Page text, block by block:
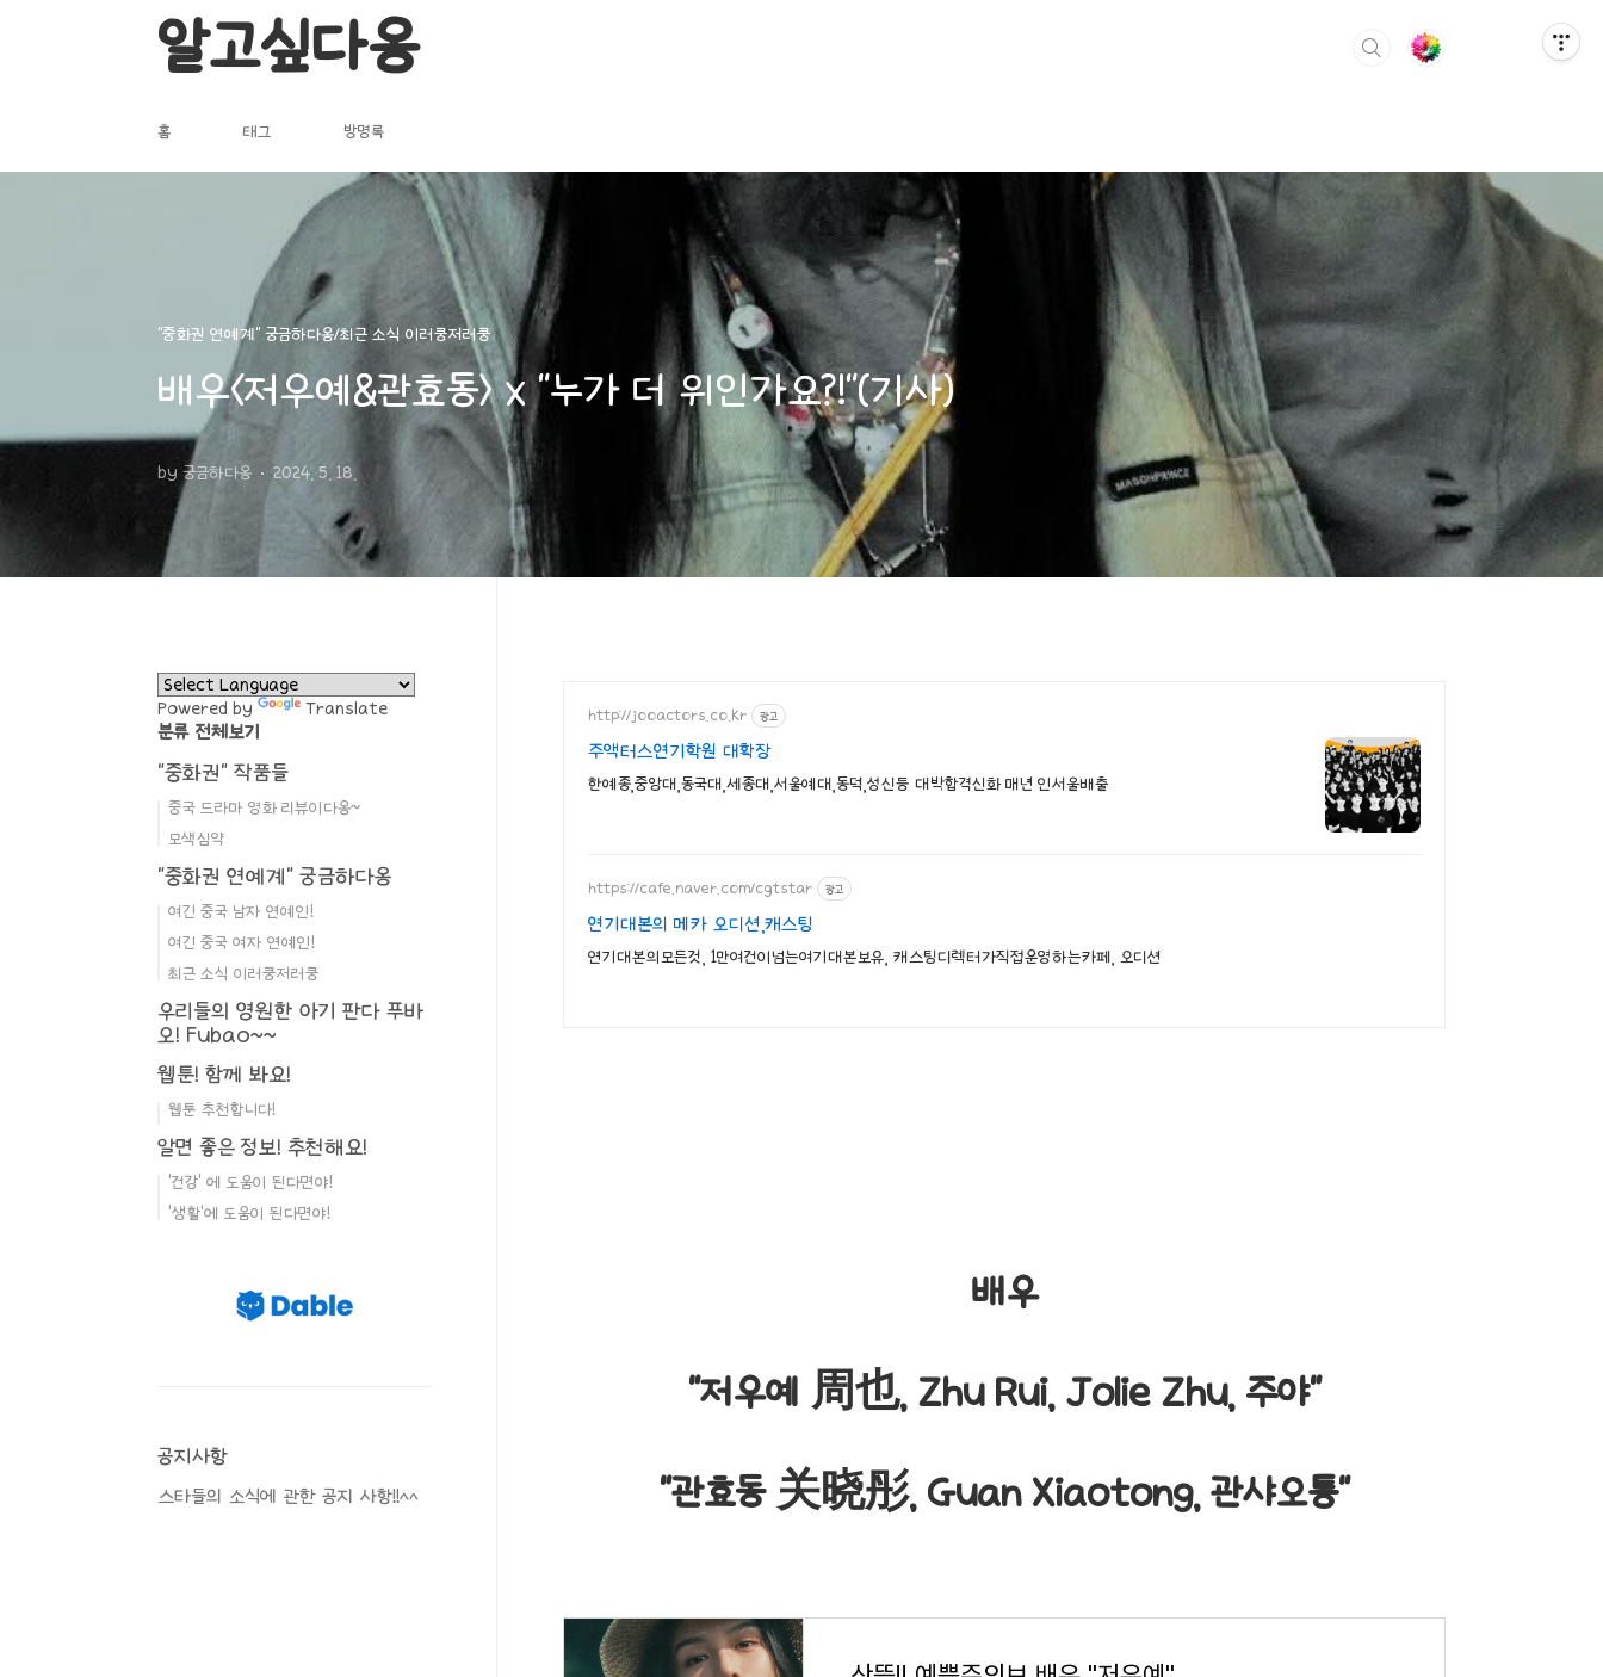
알고싶다옹
홈 태그 방명록
"중화권 연예계" 궁금하다옹/최근 소식 이러쿵저러쿵
배우<저우예&관효동> x "누가 더 위인가요?!"(기사)
by 궁금하다옹 2024. 5. 18.
http://jooactors.co.kr 광고
주액터스연기학원 대확장
한예종,중앙대,동국대,세종대,서울예대,동덕,성신등 대박합격신화 매년 인서울배출
https://cafe.naver.com/cgtstar 광고
연기대본의 메카 오디션,캐스팅
연기대본의모든것, 1만여건이넘는여기대본보유, 캐스팅디렉터가직접운영하는카페, 오디션
배우
"저우예 周也, Zhu Rui, Jolie Zhu, 주야"
"관효동 关晓彤, Guan Xiaotong, 관샤오통"
Powered by Translate
분류 전체보기
"중화권" 작품들
중국 드라마 영화 리뷰이다옹~
모색심약
"중화권 연예계" 궁금하다옹
여긴 중국 남자 연예인!
여긴 중국 여자 연예인!
최근 소식 이러쿵저러쿵
우리들의 영원한 아기 판다 푸바
오! Fubao~~
웹툰! 함께 봐요!
웹툰 추천합니다!
알면 좋은 정보! 추천해요!
'건강' 에 도움이 된다면야!
'생활'에 도움이 된다면야!
공지사항
스타들의 소식에 관한 공지 사항!!^^